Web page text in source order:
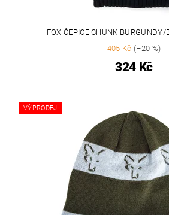
FOX ČEPICE CHUNK BURGUNDY/
405 Kč(–20 %)
324 Kč
VÝPRODEJ